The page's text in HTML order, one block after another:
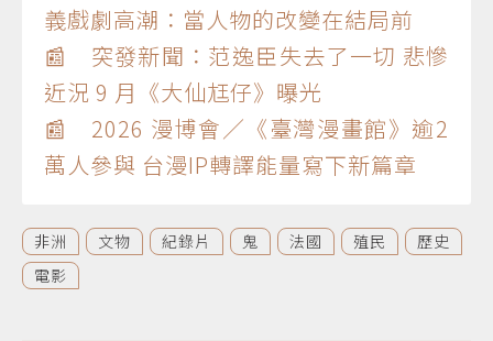
義戲劇高潮：當人物的改變在結局前
📰 突發新聞：范逸臣失去了一切 悲慘
近況 9 月《大仙尪仔》曝光
📰 2026 漫博會／《臺灣漫畫館》逾2
萬人參與 台漫IP轉譯能量寫下新篇章
非洲 文物 紀錄片 鬼 法國 殖民
歷史
電影